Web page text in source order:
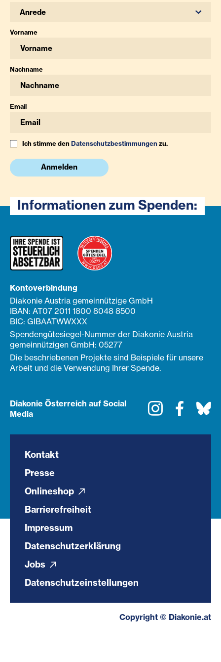
Anrede
Vorname
Nachname
Email
Ich stimme denDatenschutzbestimmungenzu.
Anmelden
Informationen zum Spenden:
Kontoverbindung
Diakonie Austria gemeinnützige GmbH
IBAN: AT07 2011 1800 8048 8500
BIC: GIBAATWWXXX
Spendengütesiegel-Nummer der Diakonie Austria
gemeinnützigen GmbH: 05277
Die beschriebenen Projekte sind Beispiele für unsere
Arbeit und die Verwendung Ihrer Spende.
Diakonie Österreich auf Social
Media
Instagram
Kontakt
Presse
Onlineshop
Barrierefreiheit
Impressum
Datenschutzerklärung
Jobs
Datenschutzeinstellungen
Copyright © Diakonie.at